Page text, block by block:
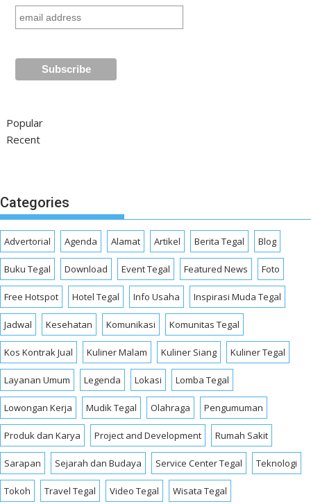
Popular
Recent
Categories
Advertorial Agenda Alamat Artikel Berita Tegal Blog
Buku Tegal Download Event Tegal Featured News Foto
Free Hotspot Hotel Tegal Info Usaha Inspirasi Muda Tegal
Jadwal Kesehatan Komunikasi Komunitas Tegal
Kos Kontrak Jual Kuliner Malam Kuliner Siang Kuliner Tegal
Layanan Umum Legenda Lokasi Lomba Tegal
Lowongan Kerja Mudik Tegal Olahraga Pengumuman
Produk dan Karya Project and Development Rumah Sakit
Sarapan Sejarah dan Budaya Service Center Tegal Teknologi
Tokoh Travel Tegal Video Tegal Wisata Tegal